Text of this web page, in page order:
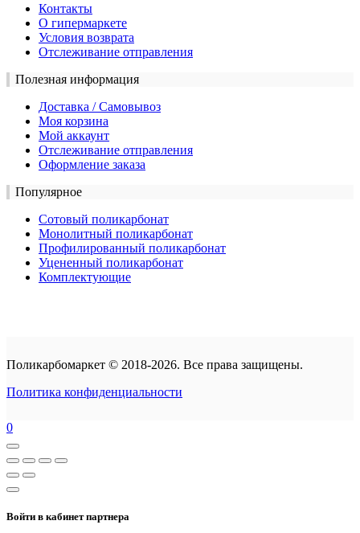
Контакты
О гипермаркете
Условия возврата
Отслеживание отправления
Полезная информация
Доставка / Самовывоз
Моя корзина
Мой аккаунт
Отслеживание отправления
Оформление заказа
Популярное
Сотовый поликарбонат
Монолитный поликарбонат
Профилированный поликарбонат
Уцененный поликарбонат
Комплектующие
Поликарбомаркет © 2018-2026. Все права защищены.
Политика конфиденциальности
0
Войти в кабинет партнера